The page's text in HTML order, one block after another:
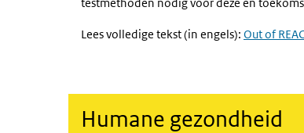
Lees volledige tekst (in engels): Out of
Humane gezondheid